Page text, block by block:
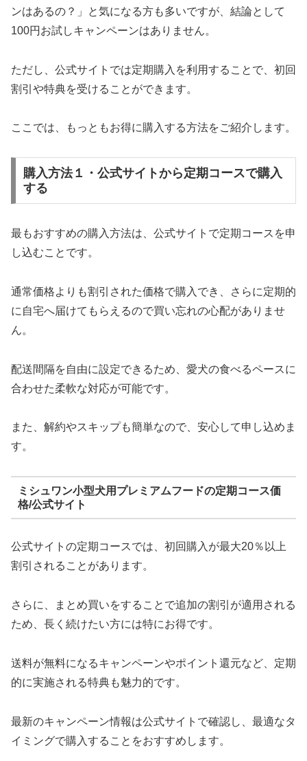
ンはあるの？」と気になる方も多いですが、結論として
100円お試しキャンペーンはありません。
ただし、公式サイトでは定期購入を利用することで、初回
割引や特典を受けることができます。
ここでは、もっともお得に購入する方法をご紹介します。
購入方法１・公式サイトから定期コースで購入
する
最もおすすめの購入方法は、公式サイトで定期コースを申
し込むことです。
通常価格よりも割引された価格で購入でき、さらに定期的
に自宅へ届けてもらえるので買い忘れの心配がありませ
ん。
配送間隔を自由に設定できるため、愛犬の食べるペースに
合わせた柔軟な対応が可能です。
また、解約やスキップも簡単なので、安心して申し込めま
す。
ミシュワン小型犬用プレミアムフードの定期コース価
格/公式サイト
公式サイトの定期コースでは、初回購入が最大20％以上
割引されることがあります。
さらに、まとめ買いをすることで追加の割引が適用される
ため、長く続けたい方には特にお得です。
送料が無料になるキャンペーンやポイント還元など、定期
的に実施される特典も魅力的です。
最新のキャンペーン情報は公式サイトで確認し、最適なタ
イミングで購入することをおすすめします。